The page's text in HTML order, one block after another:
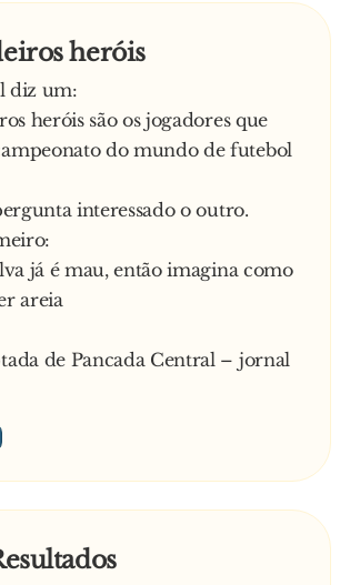
heróis
diz um:
heróis são os jogadores que
do mundo de futebol
interessado o outro.
já é mau, então imagina como
areia
de Pancada Central – jornal